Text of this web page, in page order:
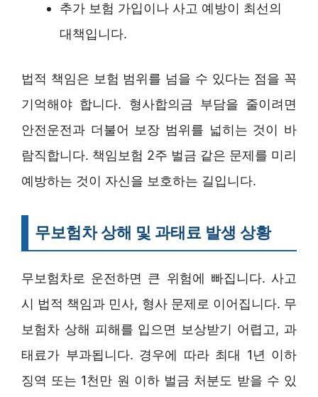
추가 보험 가입이나 사고 예방이 최선의
대책입니다.
법적 책임은 보험 범위를 넘을 수 있다는 점을 꼭
기억해야 합니다. 형사합의금 부담을 줄이려면
안전운전과 더불어 보장 범위를 넓히는 것이 바
람직합니다. 책임보험 2주 벌금 같은 문제를 미리
예방하는 것이 자신을 보호하는 길입니다.
무보험차 상해 및 과태료 발생 상황
무보험차로 운전하면 큰 위험에 빠집니다. 사고
시 법적 책임과 민사, 형사 문제로 이어집니다. 무
보험차 상해 피해를 입으면 보상받기 어렵고, 과
태료가 부과됩니다. 경우에 따라 최대 1년 이하
징역 또는 1천만 원 이하 벌금 처분도 받을 수 있